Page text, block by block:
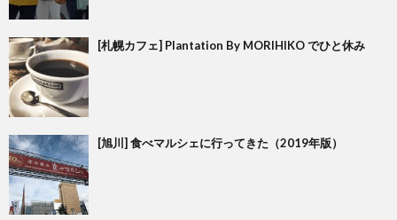
[札幌カフェ] Plantation By MORIHIKO でひと休み
[旭川] 食べマルシェに行ってきた（2019年版）